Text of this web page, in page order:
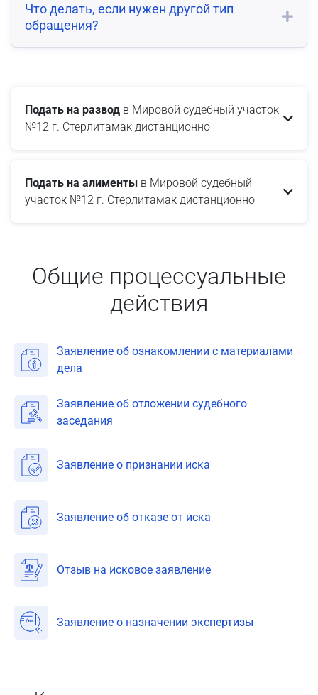
Что делать, если нужен другой тип
обращения?
Подать на развод в Мировой судебный участок
№12 г. Стерлитамак дистанционно
Подать на алименты в Мировой судебный
участок №12 г. Стерлитамак дистанционно
Общие процессуальные
действия
Заявление об ознакомлении с материалами
дела
Заявление об отложении судебного
заседания
Заявление о признании иска
Заявление об отказе от иска
Отзыв на исковое заявление
Заявление о назначении экспертизы